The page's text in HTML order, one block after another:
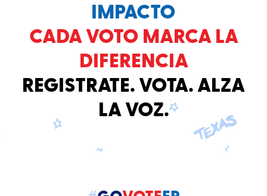
IMPACTO
CADA VOTO MARCA LA
DIFERENCIA
REGISTRATE. VOTA. ALZA
LA VOZ.